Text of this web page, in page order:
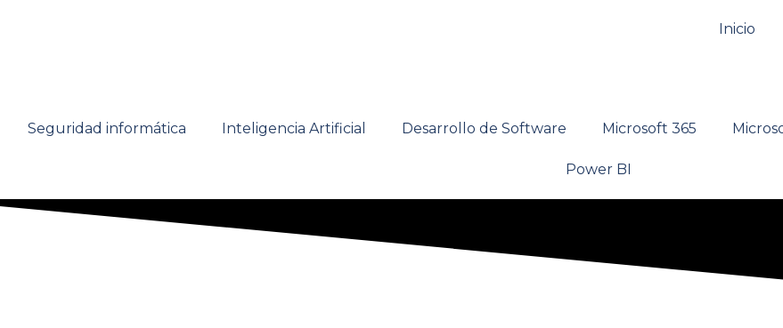
Inicio
Seguridad informática Inteligencia Artificial Desarrollo de Software Microsoft 365
Power BI